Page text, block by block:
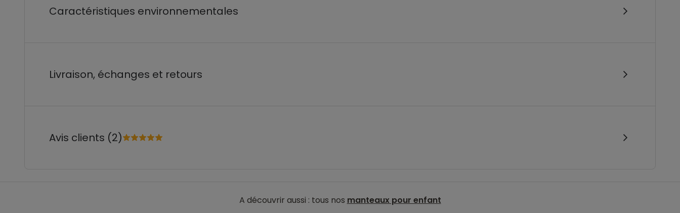
Caractéristiques environnementales
Livraison, échanges et retours
Avis clients (2)
A découvrir aussi : tous nos manteaux pour enfant